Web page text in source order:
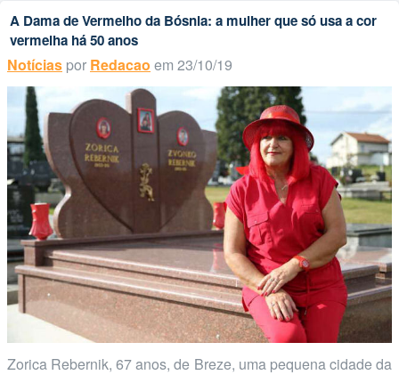
A Dama de Vermelho da Bósnia: a mulher que só usa a cor
vermelha há 50 anos
Notícias por Redacao em 23/10/19
Zorica Rebernik, 67 anos, de Breze, uma pequena cidade da